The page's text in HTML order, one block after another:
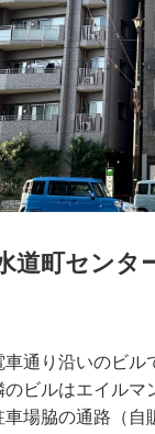
道町センタ
車通り沿いのビル
のビルはエイルマ
車場脇の通路（自